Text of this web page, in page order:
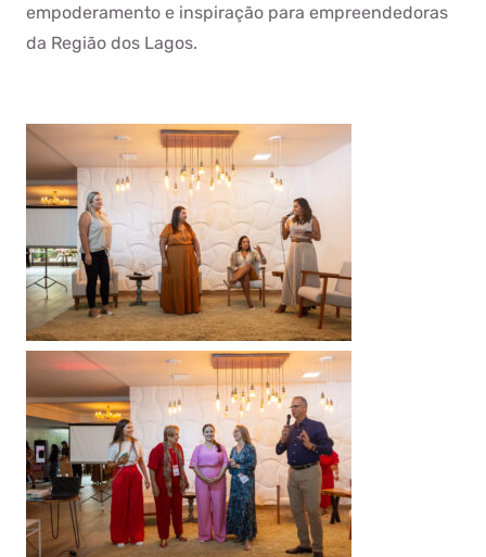
empoderamento e inspiração para empreendedoras
da Região dos Lagos.